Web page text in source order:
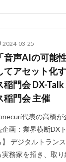
2024-03-25
音声AIの可能
てアセット化
稲門会 DX-
稲門会 主催
代表の高橋が
企画：業界横断DX
】 デジタルトラン
実務家を招き、取